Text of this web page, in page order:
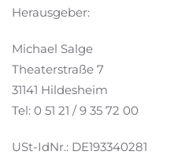
Herausgeber:
Michael Salge
Theaterstraße 7
31141 Hildesheim
Tel: 0 51 21 / 9 35 72 00
USt-IdNr.: DE193340281